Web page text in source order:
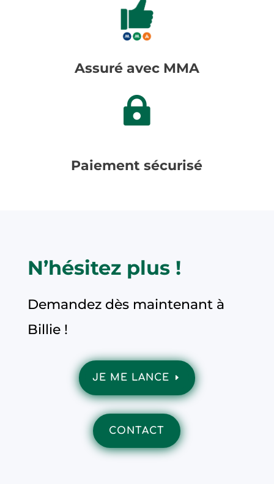
Assuré avec MMA

Paiement sécurisé
N’hésitez plus !
Demandez dès maintenant à
Billie !
JE ME LANCE
CONTACT